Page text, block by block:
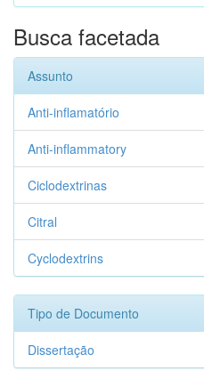
Busca facetada
Assunto
Anti-inflamatório
Anti-inflammatory
Ciclodextrinas
Citral
Cyclodextrins
Tipo de Documento
Dissertação